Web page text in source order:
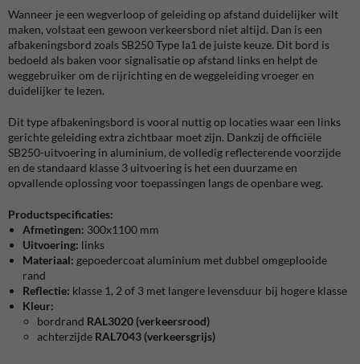
Wanneer je een wegverloop of geleiding op afstand duidelijker wilt
maken, volstaat een gewoon verkeersbord niet altijd. Dan is een
afbakeningsbord zoals SB250 Type Ia1 de juiste keuze. Dit bord is
bedoeld als baken voor signalisatie op afstand links en helpt de
weggebruiker om de rijrichting en de weggeleiding vroeger en
duidelijker te lezen.
Dit type afbakeningsbord is vooral nuttig op locaties waar een links
gerichte geleiding extra zichtbaar moet zijn. Dankzij de officiële
SB250-uitvoering in aluminium, de volledig reflecterende voorzijde
en de standaard klasse 3 uitvoering is het een duurzame en
opvallende oplossing voor toepassingen langs de openbare weg.
Productspecificaties:
Afmetingen: 300x1100 mm
Uitvoering: links
Materiaal: gepoedercoat aluminium met dubbel omgeplooide
rand
Reflectie: klasse 1, 2 of 3 met langere levensduur bij hogere klasse
Kleur:
bordrand RAL3020 (verkeersrood)
achterzijde RAL7043 (verkeersgrijs)